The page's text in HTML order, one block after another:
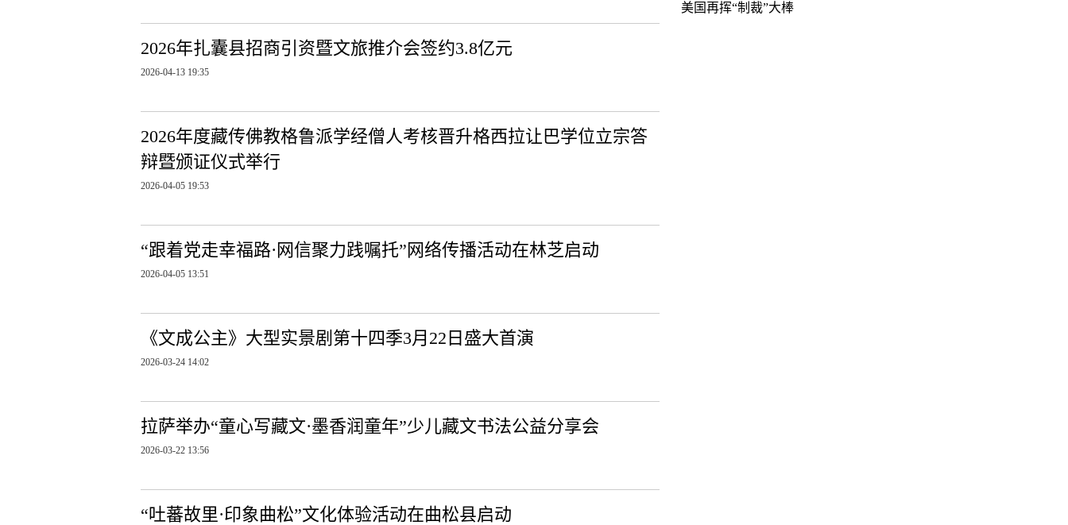
2026年扎囊县招商引资暨文旅推介会签约3.8亿元
2026-04-13 19:35
2026年度藏传佛教格鲁派学经僧人考核晋升格西拉让巴学位立宗答
辩暨颁证仪式举行
2026-04-05 19:53
“跟着党走幸福路·网信聚力践嘱托”网络传播活动在林芝启动
2026-04-05 13:51
《文成公主》大型实景剧第十四季3月22日盛大首演
2026-03-24 14:02
拉萨举办“童心写藏文·墨香润童年”少儿藏文书法公益分享会
2026-03-22 13:56
“吐蕃故里·印象曲松”文化体验活动在曲松县启动
美国再挥“制裁”大棒